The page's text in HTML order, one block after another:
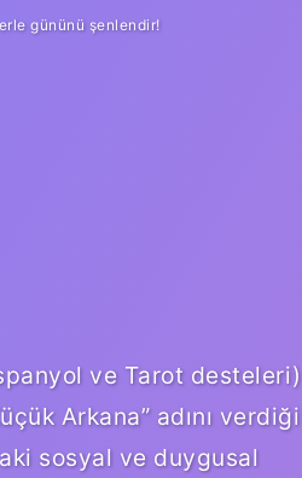
gününü şenlendir!
ve Tarot desteleri)
Arkana” adını verdiği
sosyal ve duygusal